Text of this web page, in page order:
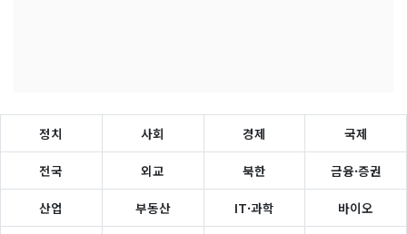
정치 사회 경제 국제
전국 외교 북한 금융·증권
산업 부동산 IT·과학 바이오